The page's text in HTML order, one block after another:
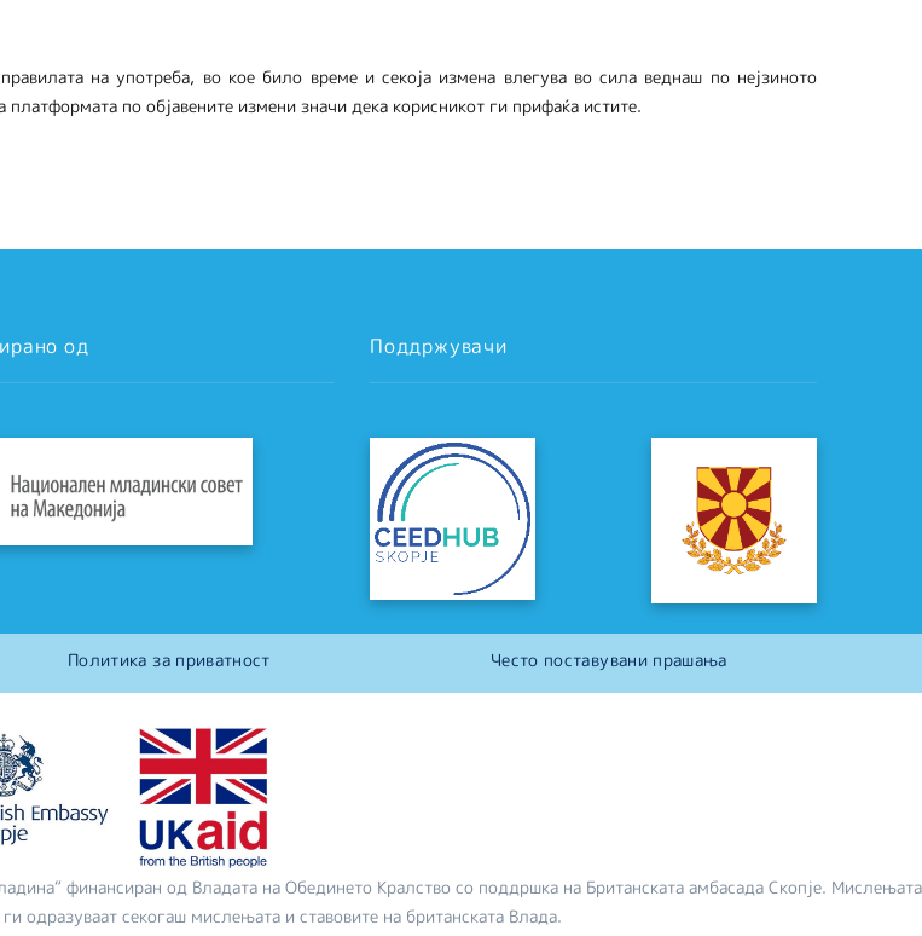
на употреба, во кое било време и секоја измена влегува во сила веднаш по нејзиното
по објавените измени значи дека корисникот ги прифаќа истите.
од Поддржувачи
Политика за приватност Често поставувани прашања
финансиран од Владата на Обединето Кралство со поддршка на Британската амбасада Скопје. Мислењата
одразуваат секогаш мислењата и ставовите на британската Влада.